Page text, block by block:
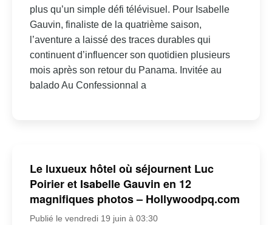
plus qu’un simple défi télévisuel. Pour Isabelle
Gauvin, finaliste de la quatrième saison,
l’aventure a laissé des traces durables qui
continuent d’influencer son quotidien plusieurs
mois après son retour du Panama. Invitée au
balado Au Confessionnal a
Le luxueux hôtel où séjournent Luc
Poirier et Isabelle Gauvin en 12
magnifiques photos – Hollywoodpq.com
Publié le vendredi 19 juin à 03:30